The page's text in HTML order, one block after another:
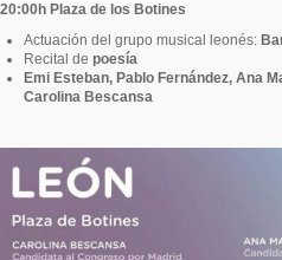
20:00h Plaza de los Botines
Actuación del grupo musical leonés:
Recital de poesía
Emi Esteban, Pablo Fernández, Ana
Carolina Bescansa